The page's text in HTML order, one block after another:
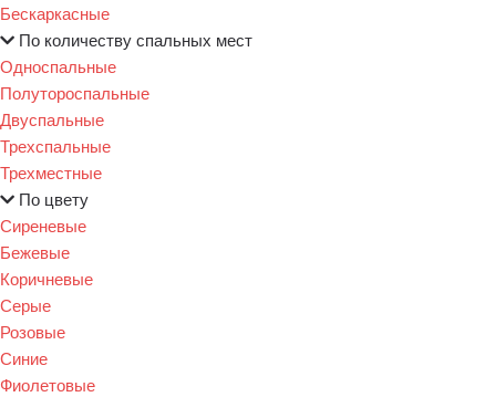
Бескаркасные
По количеству спальных мест
Односпальные
Полутороспальные
Двуспальные
Трехспальные
Трехместные
По цвету
Сиреневые
Бежевые
Коричневые
Серые
Розовые
Синие
Фиолетовые